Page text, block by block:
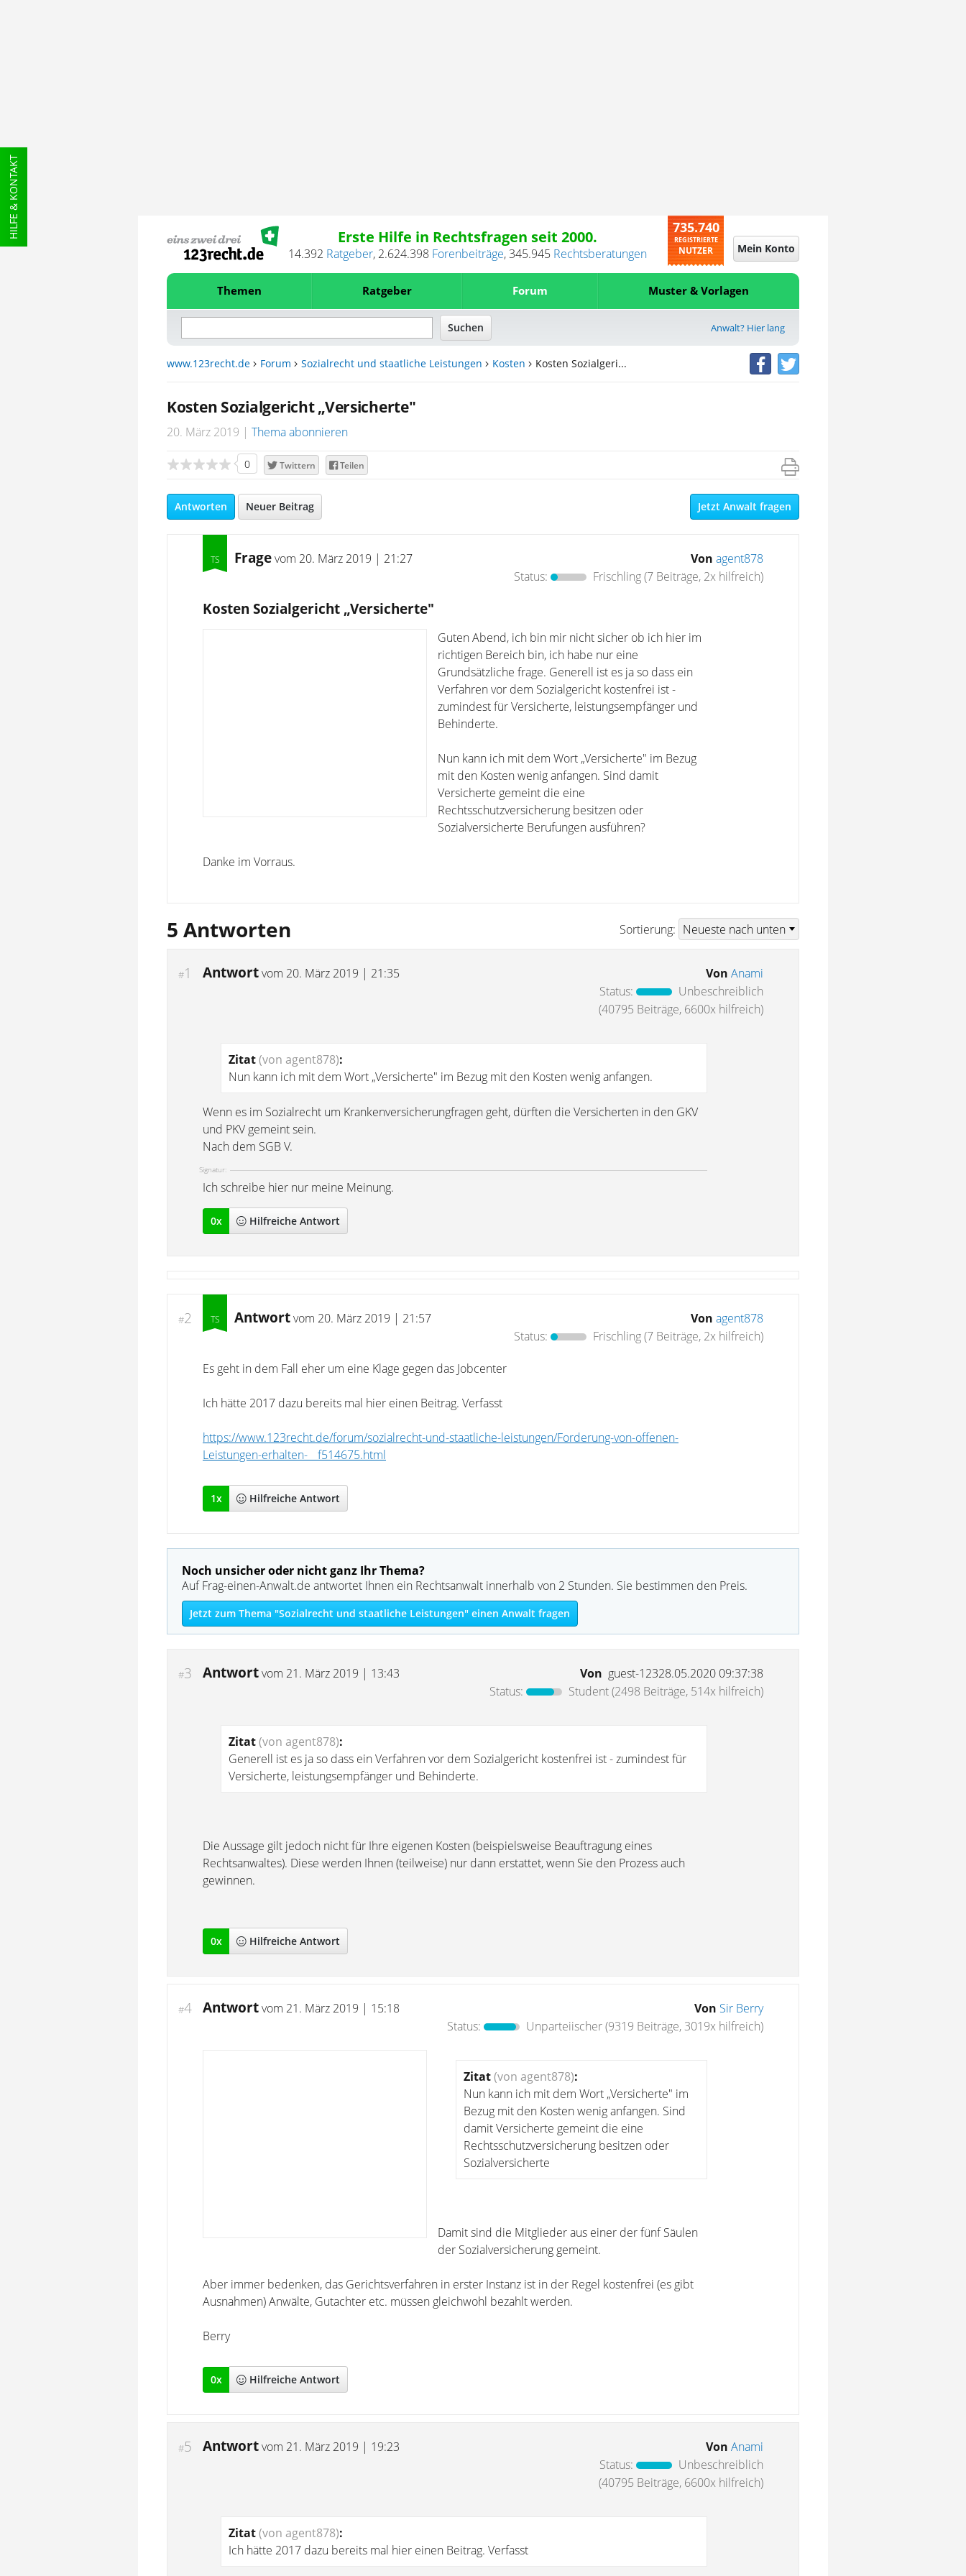
HILFE & KONTAKT Erste Hilfe in Rechtsfragen seit 2000.
14.392 Ratgeber, 2.624.398 Forenbeiträge,345.945 Rechtsberatungen
735.740
REGISTRIERTE
NUTZER Mein Konto
Themen Ratgeber Forum Muster & Vorlagen
Anwalt? Hier lang
www.123recht.de Forum Sozialrecht und staatliche Leistungen Kosten Kosten Sozialgeri...
Kosten Sozialgericht „Versicherte"
20. März 2019 Thema abonnieren
0 Twittern Teilen
Antworten Neuer Beitrag Jetzt Anwalt fragen
Fragevom 20. März 2019 | 21:27 Von agent878
Status:
Frischling(7 Beiträge, 2x hilfreich)
Kosten Sozialgericht „Versicherte"
Guten Abend, ich bin mir nicht sicher ob ich hier im
richtigen Bereich bin, ich habe nur eine
Grundsätzliche frage. Generell ist es ja so dass ein
Verfahren vor dem Sozialgericht kostenfrei ist -
zumindest für Versicherte, leistungsempfänger und
Behinderte.
Nun kann ich mit dem Wort „Versicherte" im Bezug
mit den Kosten wenig anfangen. Sind damit
Versicherte gemeint die eine
Rechtsschutzversicherung besitzen oder
Sozialversicherte Berufungen ausführen?
Danke im Vorraus.
5 Antworten Sortierung:
#1 Antwortvom 20. März 2019 | 21:35 Von Anami
Status:
Unbeschreiblich
(40795 Beiträge, 6600x hilfreich)
Zitat(von agent878):
Nun kann ich mit dem Wort „Versicherte" im Bezug mit den Kosten wenig anfangen.
Wenn es im Sozialrecht um Krankenversicherungfragen geht, dürften die Versicherten in den GKV
und PKV gemeint sein.
Nach dem SGB V.
Signatur:
Ich schreibe hier nur meine Meinung.
0x Hilfreiche Antwort
#2 Antwortvom 20. März 2019 | 21:57 Von agent878
Status:
Frischling(7 Beiträge, 2x hilfreich)
Es geht in dem Fall eher um eine Klage gegen das Jobcenter
Ich hätte 2017 dazu bereits mal hier einen Beitrag. Verfasst
https://www.123recht.de/forum/sozialrecht-und-staatliche-leistungen/Forderung-von-offenen-
Leistungen-erhalten-__f514675.html
1x Hilfreiche Antwort
Noch unsicher oder nicht ganz Ihr Thema?
Auf Frag-einen-Anwalt.de antwortet Ihnen ein Rechtsanwalt innerhalb von 2 Stunden. Sie bestimmen den Preis.
Jetzt zum Thema "Sozialrecht und staatliche Leistungen" einen Anwalt fragen
#3 Antwortvom 21. März 2019 | 13:43 Von guest-12328.05.2020 09:37:38
Status:
Student(2498 Beiträge, 514x hilfreich)
Zitat(von agent878):
Generell ist es ja so dass ein Verfahren vor dem Sozialgericht kostenfrei ist - zumindest für
Versicherte, leistungsempfänger und Behinderte.
Die Aussage gilt jedoch nicht für Ihre eigenen Kosten (beispielsweise Beauftragung eines
Rechtsanwaltes). Diese werden Ihnen (teilweise) nur dann erstattet, wenn Sie den Prozess auch
gewinnen.
0x Hilfreiche Antwort
#4 Antwortvom 21. März 2019 | 15:18 Von Sir Berry
Status:
Unparteiischer(9319 Beiträge, 3019x hilfreich)
Zitat(von agent878):
Nun kann ich mit dem Wort „Versicherte" im
Bezug mit den Kosten wenig anfangen. Sind
damit Versicherte gemeint die eine
Rechtsschutzversicherung besitzen oder
Sozialversicherte
Damit sind die Mitglieder aus einer der fünf Säulen
der Sozialversicherung gemeint.
Aber immer bedenken, das Gerichtsverfahren in erster Instanz ist in der Regel kostenfrei (es gibt
Ausnahmen) Anwälte, Gutachter etc. müssen gleichwohl bezahlt werden.
Berry
0x Hilfreiche Antwort
#5 Antwortvom 21. März 2019 | 19:23 Von Anami
Status:
Unbeschreiblich
(40795 Beiträge, 6600x hilfreich)
Zitat(von agent878):
Ich hätte 2017 dazu bereits mal hier einen Beitrag. Verfasst